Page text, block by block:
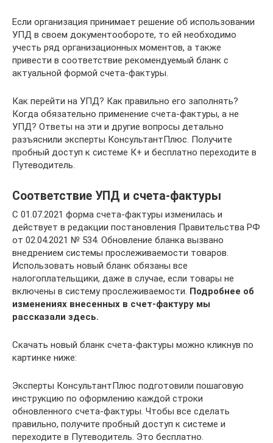
Если организация принимает решение об использовании
УПД в своем документообороте, то ей необходимо
учесть ряд организационных моментов, а также
привести в соответствие рекомендуемый бланк с
актуальной формой счета-фактуры.
Как перейти на УПД? Как правильно его заполнять?
Когда обязательно применение счета-фактуры, а не
УПД? Ответы на эти и другие вопросы детально
разъяснили эксперты КонсультантПлюс. Получите
пробный доступ к системе К+ и бесплатно переходите в
Путеводитель.
Соответствие УПД и счета-фактуры
С 01.07.2021 форма счета-фактуры изменилась и
действует в редакции постановления Правительства РФ
от 02.04.2021 № 534. Обновление бланка вызвано
внедрением системы прослеживаемости товаров.
Использовать новый бланк обязаны все
налогоплательщики, даже в случае, если товары не
включены в систему прослеживаемости. Подробнее об
изменениях внесенных в счет-фактуру мы
рассказали здесь.
Скачать новый бланк счета-фактуры можно кликнув по
картинке ниже:
Эксперты КонсультантПлюс подготовили пошаговую
инструкцию по оформлению каждой строки
обновленного счета-фактуры. Чтобы все сделать
правильно, получите пробный доступ к системе и
переходите в Путеводитель. Это бесплатно.